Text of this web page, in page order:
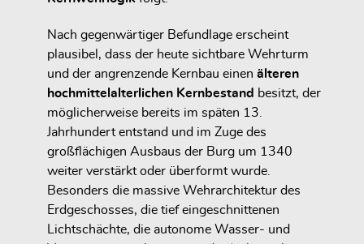
Nach gegenwärtiger Befundlage erscheint
plausibel, dass der heute sichtbare Wehrturm
und der angrenzende Kernbau einen älteren
hochmittelalterlichen Kernbestand besitzt, der
möglicherweise bereits im späten 13.
Jahrhundert entstand und im Zuge des
großflächigen Ausbaus der Burg um 1340
weiter verstärkt oder überformt wurde.
Besonders die massive Wehrarchitektur des
Erdgeschosses, die tief eingeschnittenen
Lichtschächte, die autonome Wasser- und